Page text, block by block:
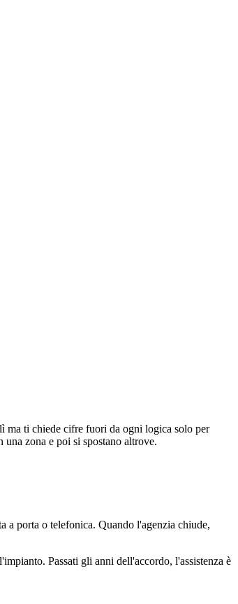
ma ti chiede cifre fuori da ogni logica solo per
zona e poi si spostano altrove.
a porta o telefonica. Quando l'agenzia chiude,
Passati gli anni dell'accordo, l'assistenza è